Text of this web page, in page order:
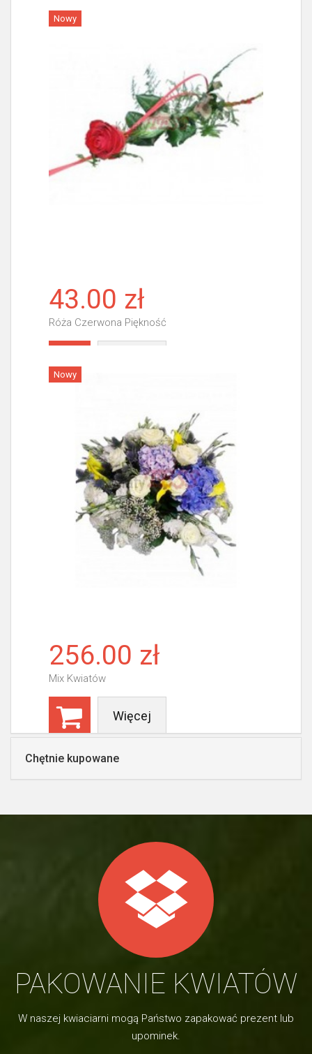
Nowy
43.00 zł
Róża Czerwona Piękność
Nowy
256.00 zł
Mix Kwiatów
Więcej
Chętnie kupowane
PAKOWANIE KWIATÓW
W naszej kwiaciarni mogą Państwo zapakować prezent lub
upominek.